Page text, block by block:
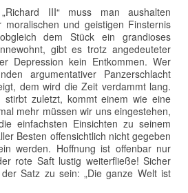
III“ muss man aushalten
und geistigen Finsternis
dem Stück ein grandioses
gibt es trotz angedeuteter
Depression kein Entkommen. Wer
argumentativer Panzerschlacht
dem wird die Zeit verdammt lang.
stirbt zuletzt, kommt einem wie eine
mehr müssen wir uns eingestehen,
einfachsten Einsichten zu seinem
Besten offensichtlich nicht gegeben
werden. Hoffnung ist offenbar nur
rote Saft lustig weiterfließe! Sicher
Satz zu sein: „Die ganze Welt ist